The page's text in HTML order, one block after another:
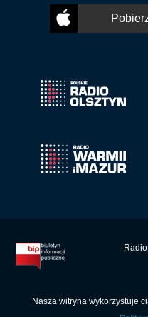
Nasza witryna wykorzystuje